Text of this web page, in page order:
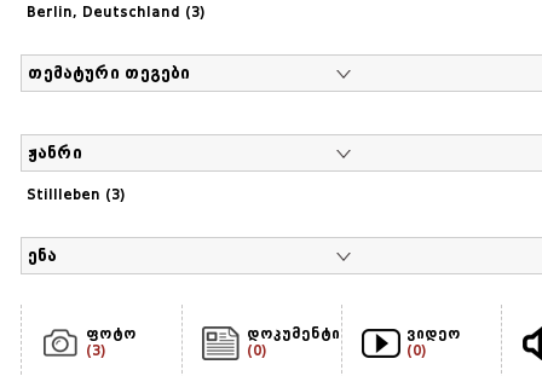
Berlin, Deutschland (3)
თემატური თეგები
ჟანრი
Stillleben (3)
ენა
ფოტო
(3)
დოკუმენტი
(0)
ვიდეო
(0)